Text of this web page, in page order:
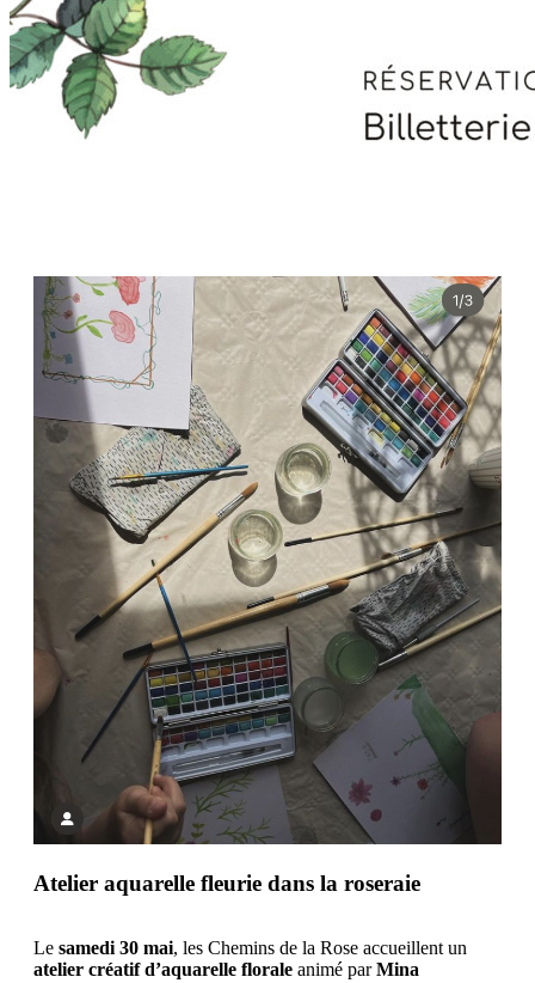
Atelier aquarelle fleurie dans la roseraie
Le samedi 30 mai, les Chemins de la Rose accueillent un
atelier créatif d’aquarelle florale animé parMina